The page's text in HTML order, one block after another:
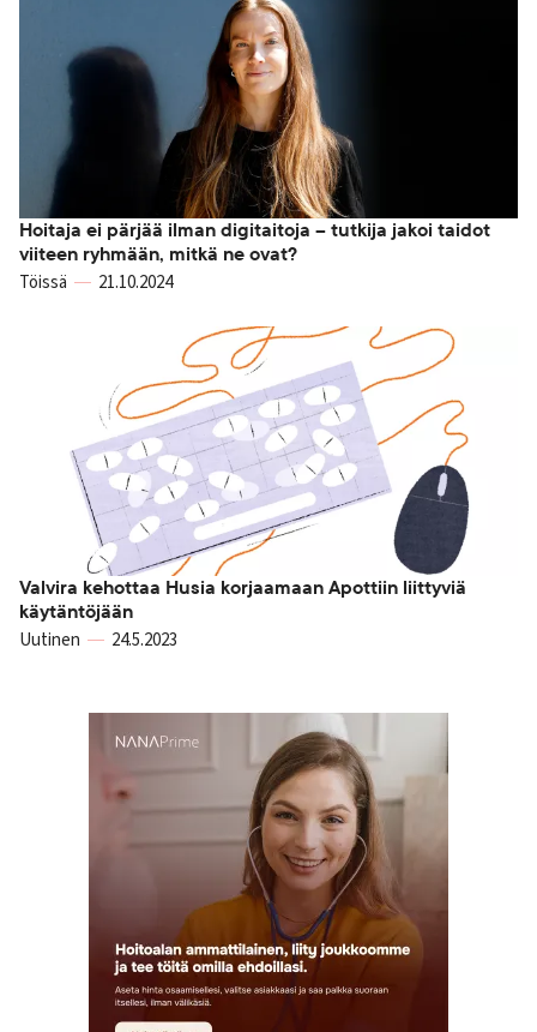
Hoitaja ei pärjää ilman digitaitoja – tutkija jakoi taidot
viiteen ryhmään, mitkä ne ovat?
Töissä 21.10.2024
Valvira kehottaa Husia korjaamaan Apottiin liittyviä
käytäntöjään
Uutinen 24.5.2023